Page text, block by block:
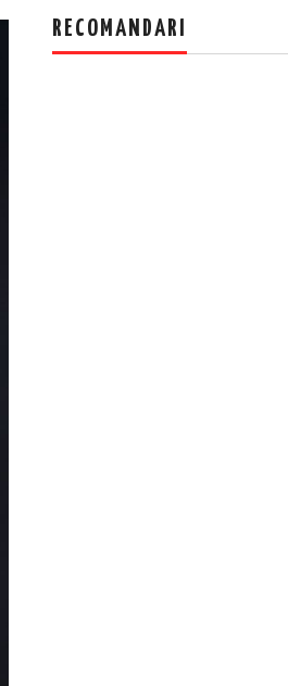
RECOMANDARI